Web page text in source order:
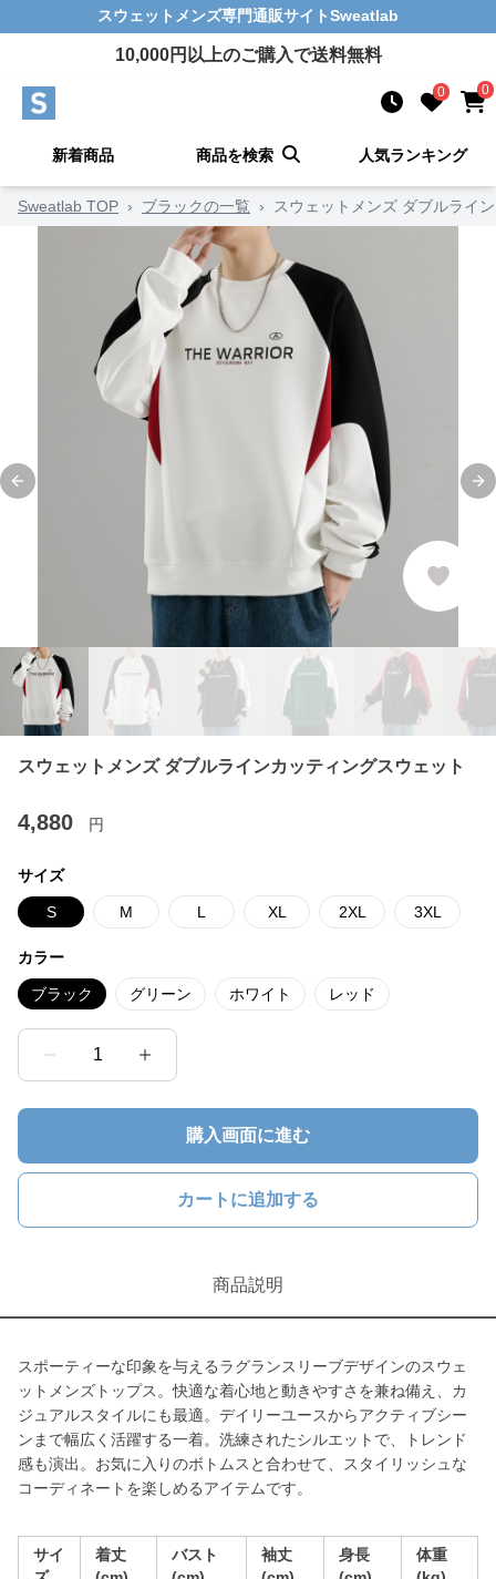
スウェットメンズ専門通販サイトSweatlab
10,000円以上のご購入で送料無料
0 0
新着商品 商品を検索 人気ランキング
Sweatlab TOP › ブラックの一覧 › スウェットメンズ ダブルライ
Previous slide
スウェットメンズ ダブルラインカッティングスウェット
4,880 円
サイズ
S M L XL 2XL 3XL
カラー
ブラック グリーン ホワイト レッド
1
購入画面に進む
カートに追加する
商品説明
スポーティーな印象を与えるラグランスリーブデザインのスウェ
ットメンズトップス。快適な着心地と動きやすさを兼ね備え、カ
ジュアルスタイルにも最適。デイリーユースからアクティブシー
ンまで幅広く活躍する一着。洗練されたシルエットで、トレンド
感も演出。お気に入りのボトムスと合わせて、スタイリッシュな
コーディネートを楽しめるアイテムです。
サイ
着丈
バスト
袖丈
身長
体重